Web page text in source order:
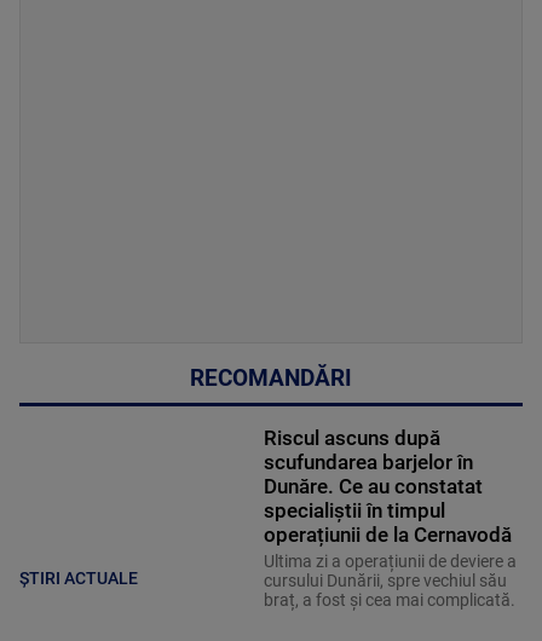
RECOMANDĂRI
ȘTIRI ACTUALE
Riscul ascuns după
scufundarea barjelor în
Dunăre. Ce au constatat
specialiștii în timpul
operațiunii de la Cernavodă
Ultima zi a operațiunii de deviere a
cursului Dunării, spre vechiul său
braț, a fost și cea mai complicată.